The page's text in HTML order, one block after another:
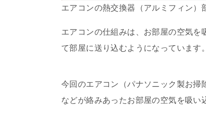
エアコンの熱交換器（アルミフィン）
エアコンの仕組みは、お部屋の空気を
て部屋に送り込むようになっています。
今回のエアコン（パナソニック製お掃
などが絡みあったお部屋の空気を吸い